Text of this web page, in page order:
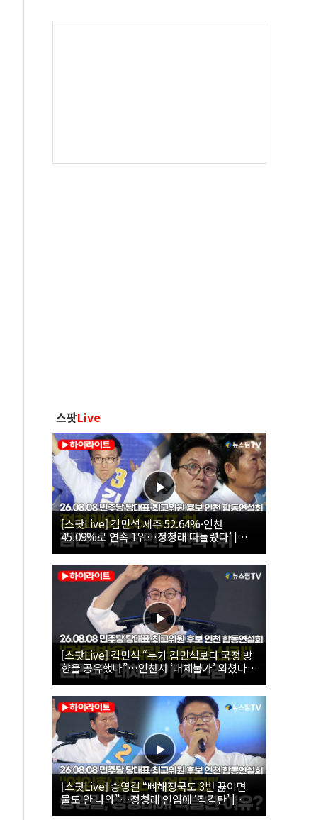
스팟Live
[스팟Live] 김민석 제주 52.64%·인천
45.09%로 연속 1위…정청래 따돌렸다’ |
26.08.08 더불어민주당 당대표·최고위원 후
보 인천 합동연설회
[스팟Live] 김민석 “누가 김민석보다 국정 방
향을 공유했나”…인천서 ‘대체불가’ 외쳤다 |
26.08.08 더불어민주당 당대표·최고위원 후
보 인천 합동연설회
[스팟Live] 송영길 “뼈해장국도 3번 끓이면
물도 안 나와”…정청래 연임에 ‘직격탄’ |
26.08.08 더불어민주당 당대표·최고위원 후